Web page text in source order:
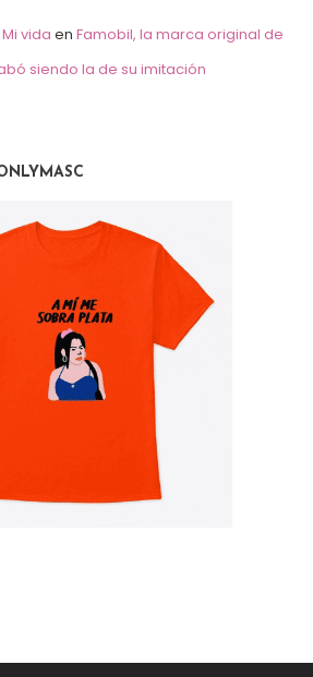
vida en Famobil, la marca original de
siendo la de su imitación